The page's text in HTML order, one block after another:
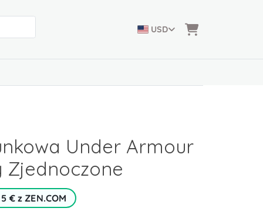
USD
Under Armour
Zjednoczone
€ z ZEN.COM